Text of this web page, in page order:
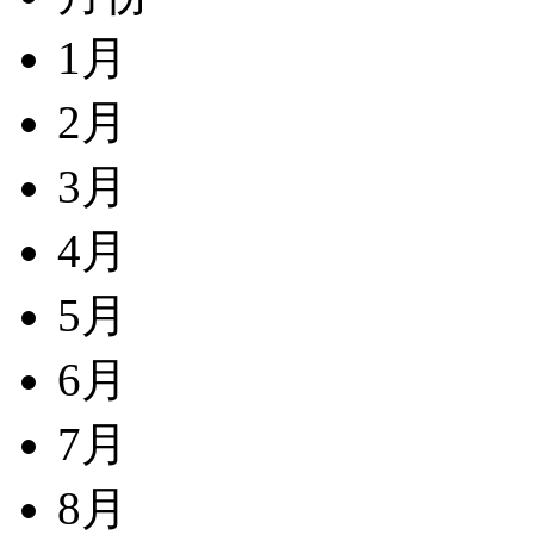
1月
2月
3月
4月
5月
6月
7月
8月